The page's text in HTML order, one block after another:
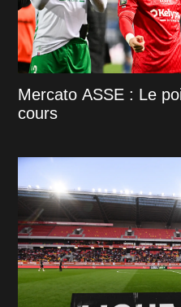
Mercato ASSE : Le
cours